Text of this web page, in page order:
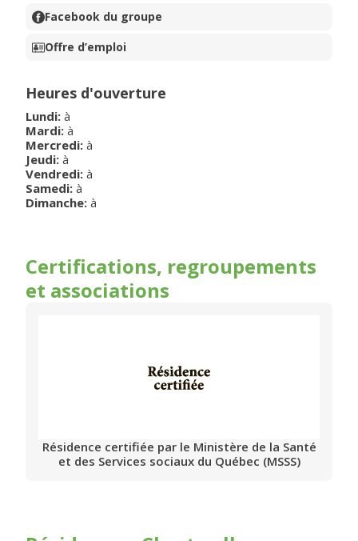
Facebook du groupe
Offre d’emploi
Heures d'ouverture
Lundi: à
Mardi: à
Mercredi: à
Jeudi: à
Vendredi: à
Samedi: à
Dimanche: à
Certifications, regroupements
et associations
Résidence certifiée par le Ministère de la Santé
et des Services sociaux du Québec (MSSS)